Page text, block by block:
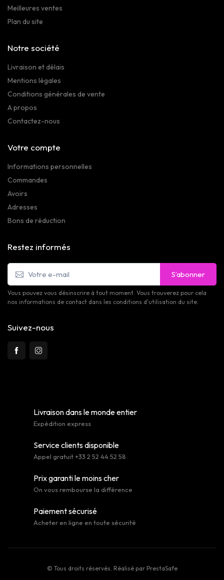
Meilleures ventes
Plan du site
Notre société
Livraison et délais
Mentions légales
Conditions générales de vente
A propos
Contactez-nous
Votre compte
Informations personnelles
Commandes
Avoirs
Adresses
Bons de réduction
Restez informés
S’abonner
Vous pouvez vous désinscrire à tout moment. Vous trouverez pour cela
nos informations de contact dans les conditions d'utilisation du site.
Suivez-nous
Livraison dans le monde entier
Expédition express
Service clients disponible
Appel gratuit +33 2 52 44 52 58
Prix garanti le moins cher
On vous rembourse la différence
Paiement sécurisé
Acheter en ligne en toute sécurité
© Tous droits réservés. Réalisé par PrestaSafe